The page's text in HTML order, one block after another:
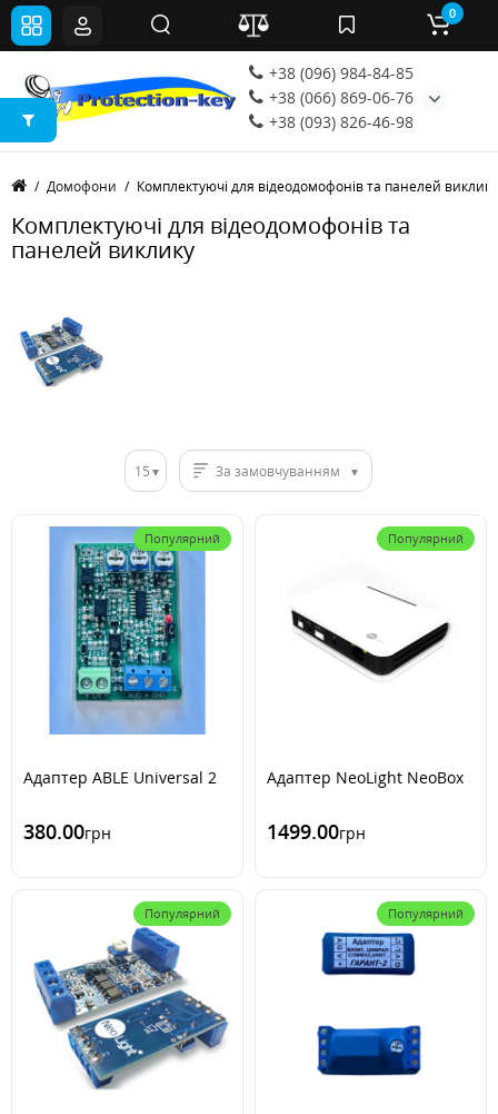
+38 (096) 984-84-85
+38 (066) 869-06-76
+38 (093) 826-46-98
0
Домофони Комплектуючі для відеодомофонів та панелей виклику
Комплектуючі для відеодомофонів та
панелей виклику
15 За замовчуванням
Популярний
Адаптер ABLE Universal 2
380.00грн
Популярний
Адаптер NeoLight NeoBox
1499.00грн
Популярний Популярний